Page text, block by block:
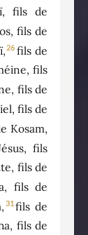
fils de
fils de
26 fils de
fils
fils de
fils de
Kosam,
fils
fils de
fils de
31 fils de
fils de